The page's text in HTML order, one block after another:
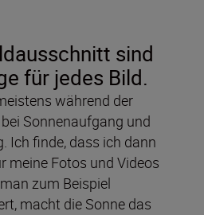
sind
für jedes Bild.
während der
Sonnenaufgang und
Ich finde, dass ich dann
meine Fotos und Videos
zum Beispiel
macht die Sonne das